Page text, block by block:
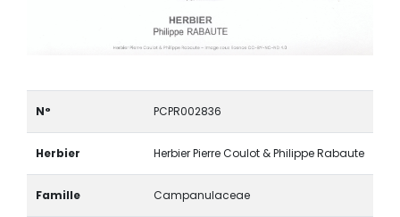
N° PCPR002836
Herbier Herbier Pierre Coulot & Philippe Rabaute
Famille Campanulaceae